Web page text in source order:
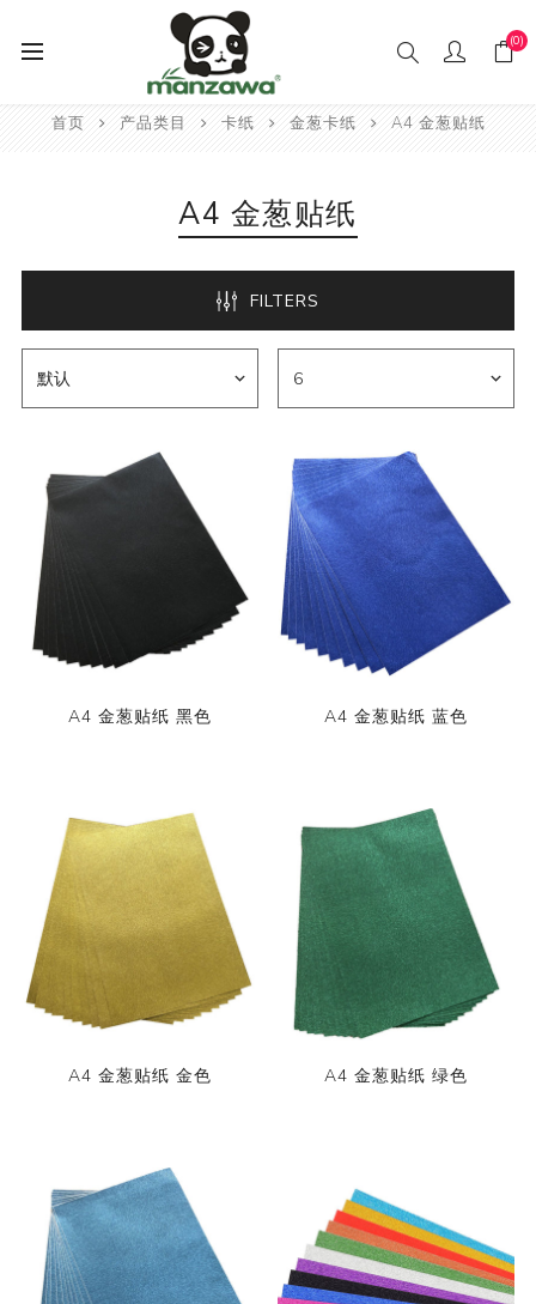
(0)
首页 产品类目 卡纸 金葱卡纸 A4 金葱贴纸
A4 金葱贴纸
FILTERS
A4 金葱贴纸 黑色 A4 金葱贴纸 蓝色
A4 金葱贴纸 金色 A4 金葱贴纸 绿色